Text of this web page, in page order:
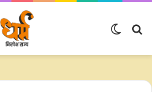
Switch